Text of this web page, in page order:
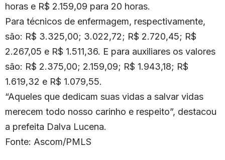
horas e R$ 2.159,09 para 20 horas.
Para técnicos de enfermagem, respectivamente,
são: R$ 3.325,00; 3.022,72; R$ 2.720,45; R$
2.267,05 e R$ 1.511,36. E para auxiliares os valores
são: R$ 2.375,00; 2.159,09; R$ 1.943,18; R$
1.619,32 e R$ 1.079,55.
“Aqueles que dedicam suas vidas a salvar vidas
merecem todo nosso carinho e respeito”, destacou
a prefeita Dalva Lucena.
Fonte: Ascom/PMLS